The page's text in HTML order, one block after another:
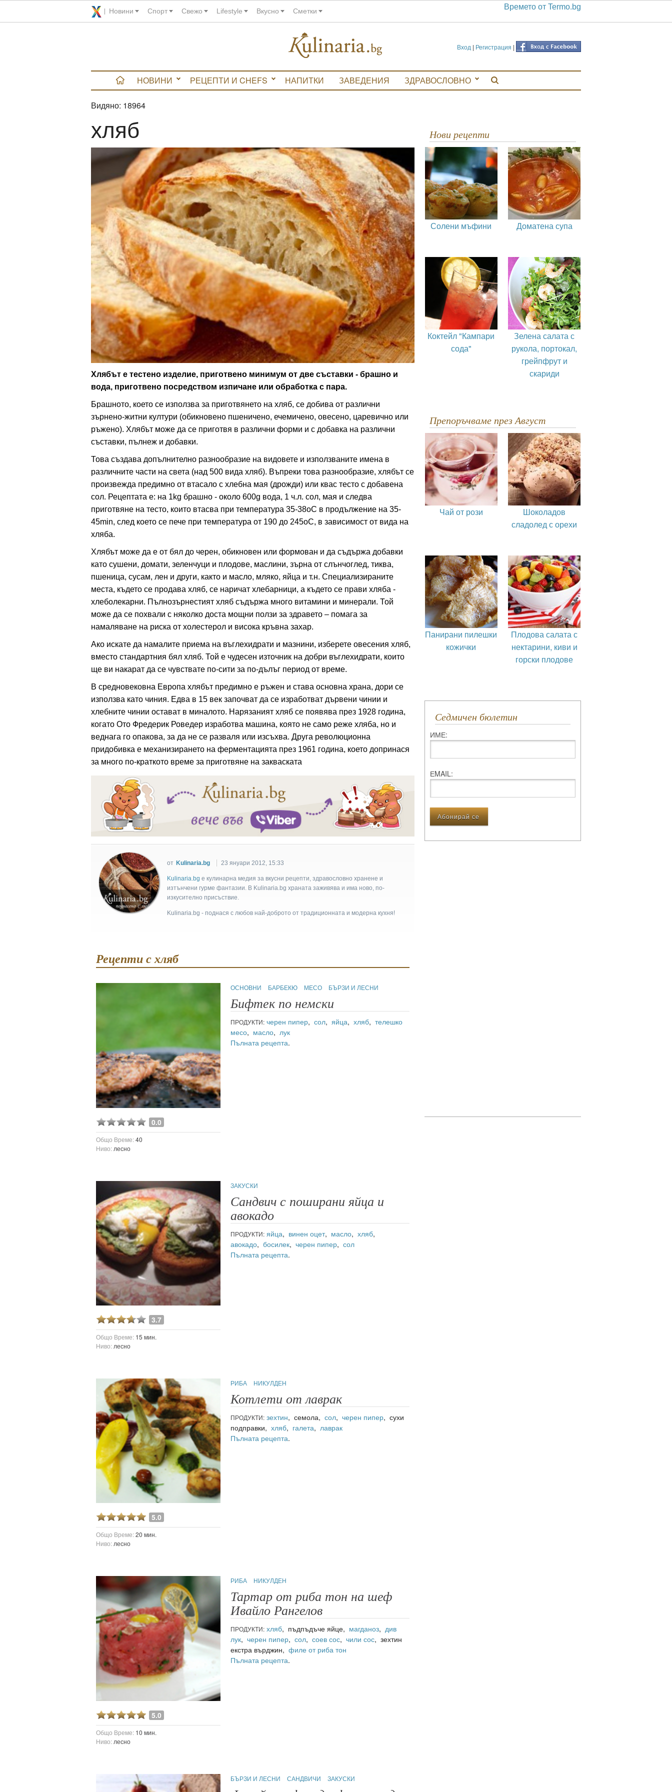
Новини Спорт Свежо Lifestyle Вкусно Сметки Времето от Termo.bg
Вход | Регистрация |
НОВИНИ РЕЦЕПТИ И CHEFS НАПИТКИ ЗАВЕДЕНИЯ ЗДРАВОСЛОВНО
Видяно: 18964
хляб
Хлябът е тестено изделие, приготвено минимум от две съставки - брашно и
вода, приготвено посредством изпичане или обработка с пара.
Брашното, което се използва за приготвянето на хляб, се добива от различни
зърнено-житни култури (обикновено пшеничено, ечемичено, овесено, царевично или
ръжено). Хлябът може да се приготвя в различни форми и с добавка на различни
съставки, пълнеж и добавки.
Това създава допълнително разнообразие на видовете и използваните имена в
различните части на света (над 500 вида хляб). Въпреки това разнообразие, хлябът се
произвежда предимно от втасало с хлебна мая (дрожди) или квас тесто с добавена
сол. Рецептата е: на 1kg брашно - около 600g вода, 1 ч.л. сол, мая и следва
приготвяне на тесто, които втасва при температура 35-38оС в продължение на 35-
45min, след което се пече при температура от 190 до 245оС, в зависимост от вида на
хляба.
Хлябът може да е от бял до черен, обикновен или формован и да съдържа добавки
като сушени, домати, зеленчуци и плодове, маслини, зърна от слънчоглед, тиква,
пшеница, сусам, лен и други, както и масло, мляко, яйца и т.н. Специализираните
места, където се продава хляб, се наричат хлебарници, а където се прави хляба -
хлеболекарни. Пълнозърнестият хляб съдържа много витамини и минерали. Той
може да се похвали с няколко доста мощни ползи за здравето – помага за
намаляване на риска от холестерол и висока кръвна захар.
Ако искате да намалите приема на въглехидрати и мазнини, изберете овесения хляб,
вместо стандартния бял хляб. Той е чудесен източник на добри въглехидрати, които
ще ви накарат да се чувствате по-сити за по-дълъг период от време.
В средновековна Европа хлябът предимно е ръжен и става основна храна, дори се
използва като чиния. Едва в 15 век започват да се изработват дървени чинии и
хлебните чинии остават в миналото. Нарязаният хляб се появява през 1928 година,
когато Ото Фредерик Роведер изработва машина, която не само реже хляба, но и
веднага го опакова, за да не се разваля или изсъхва. Друга революционна
придобивка е механизирането на ферментацията през 1961 година, което допринася
за много по-краткото време за приготвяне на закваската
от Kulinaria.bg 23 януари 2012, 15:33
Kulinaria.bg e кулинарна медия за вкусни рецепти, здравословно хранене и
изтънчени гурме фантазии. В Kulinaria.bg храната заживява и има ново, по-
изкусително присъствие.
Kulinaria.bg - поднася с любов най-доброто от традиционната и модерна кухня!
Рецепти с хляб
0.0
Общо Време:40
Ниво: лесно
ОСНОВНИ БАРБЕКЮ МЕСО БЪРЗИ И ЛЕСНИ
Бифтек по немски
ПРОДУКТИ: черен пипер,сол,яйца,хляб,телешко
месо, масло,лук
Пълната рецепта.
3.7
Общо Време: 15 мин.
Ниво: лесно
ЗАКУСКИ
Сандвич с поширани яйца и
авокадо
ПРОДУКТИ: яйца, винен оцет, масло,хляб,
авокадо,босилек,черен пипер,сол
Пълната рецепта.
5.0
Общо Време:20 мин.
Ниво:лесно
РИБА НИКУЛДЕН
Котлети от лаврак
ПРОДУКТИ: зехтин, семола,сол,черен пипер, сухи
подправки,хляб, галета, лаврак
Пълната рецепта.
5.0
Общо Време: 10 мин.
Ниво: лесно
РИБА НИКУЛДЕН
Тартар от риба тон на шеф
Ивайло Рангелов
ПРОДУКТИ: хляб, пъдпъдъче яйце, магданоз,див
лук,черен пипер,сол,соев сос,чили сос, зехтин
екстра върджин,филе от риба тон
Пълната рецепта.
БЪРЗИ И ЛЕСНИ САНДВИЧИ ЗАКУСКИ
Нови рецепти
Солени мъфини Доматена супа
Коктейл "Кампари
сода"
Зелена салата с
рукола, портокал,
грейпфрут и
скариди
Препоръчваме през Август
Чай от рози
Шоколадов
сладолед с орехи
Панирани пилешки
кожички
Плодова салата с
нектарини, киви и
горски плодове
Седмичен бюлетин
ИМЕ:
ЕMAIL: